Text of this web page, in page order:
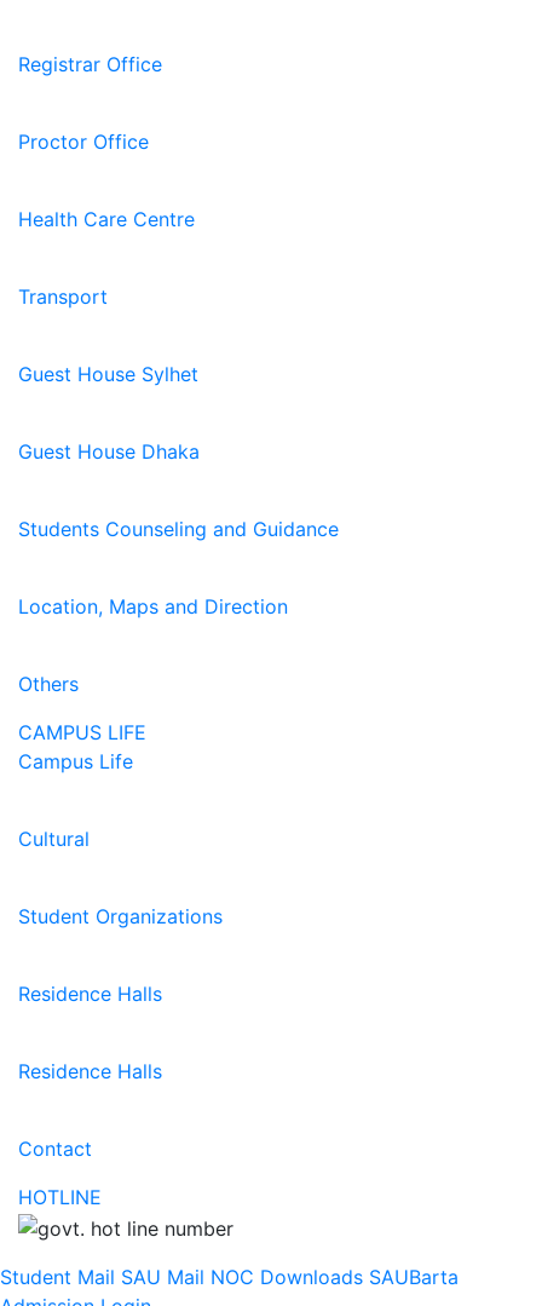
Registrar Office
Proctor Office
Health Care Centre
Transport
Guest House Sylhet
Guest House Dhaka
Students Counseling and Guidance
Location, Maps and Direction
Others
CAMPUS LIFE
Campus Life
Cultural
Student Organizations
Residence Halls
Residence Halls
Contact
HOTLINE
Student Mail SAU Mail NOC Downloads SAUBarta